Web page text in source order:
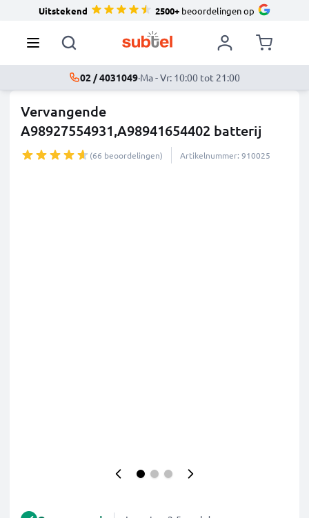
Uitstekend 2500+beoordelingen op
02 / 4031049·Ma - Vr: 10:00 tot 21:00
Vervangende
A98927554931,A98941654402 batterij
voor Sony PRS
... meer
(66 beoordelingen) Artikelnummer: 910025